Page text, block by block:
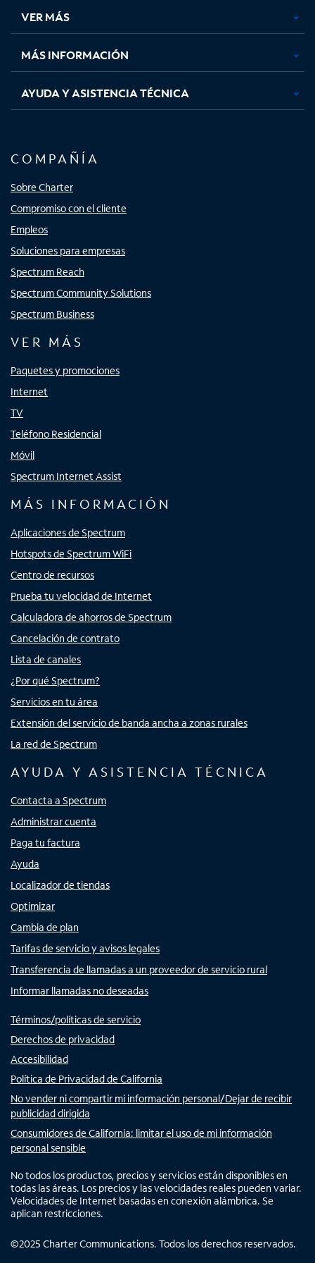
pestaña
nueva
pestaña
nueva
pestaña
nuevanueva
VER MÁS
MÁS INFORMACIÓN
AYUDA Y ASISTENCIA TÉCNICA
COMPAÑÍA
Sobre Charter
Compromiso con el cliente
Empleos
Soluciones para empresas
Spectrum Reach
Spectrum Community Solutions
Spectrum Business
VER MÁS
Paquetes y promociones
Internet
TV
Teléfono Residencial
Móvil
Spectrum Internet Assist
MÁS INFORMACIÓN
Aplicaciones de Spectrum
Hotspots de Spectrum WiFi
Centro de recursos
Prueba tu velocidad de Internet
Calculadora de ahorros de Spectrum
Cancelación de contrato
Lista de canales
¿Por qué Spectrum?
Servicios en tu área
Extensión del servicio de banda ancha a zonas rurales
La red de Spectrum
AYUDA Y ASISTENCIA TÉCNICA
Contacta a Spectrum
Administrar cuenta
Paga tu factura
Ayuda
Localizador de tiendas
Optimizar
Cambia de plan
Tarifas de servicio y avisos legales
Transferencia de llamadas a un proveedor de servicio rural
Informar llamadas no deseadas
Términos/políticas de servicio
Derechos de privacidad
Accesibilidad
Política de Privacidad de California
No vender ni compartir mi información personal/Dejar de recibir
publicidad dirigida
Consumidores de California: limitar el uso de mi información
personal sensible
No todos los productos, precios y servicios están disponibles en
todas las áreas. Los precios y las velocidades reales pueden variar.
Velocidades de Internet basadas en conexión alámbrica. Se
aplican restricciones.
©2025 Charter Communications. Todos los derechos reservados.